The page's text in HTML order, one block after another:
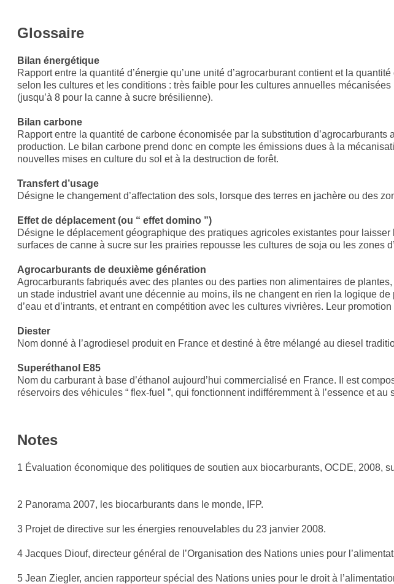
Glossaire
Bilan énergétique
Rapport entre la quantité d’énergie qu’une unité d’agrocarburant contient et la
selon les cultures et les conditions : très faible pour les cultures annuelles
(jusqu’à 8 pour la canne à sucre brésilienne).
Bilan carbone
Rapport entre la quantité de carbone économisée par la substitution
production. Le bilan carbone prend donc en compte les émissions dues à la
nouvelles mises en culture du sol et à la destruction de forêt.
Transfert d’usage
Désigne le changement d’affectation des sols, lorsque des terres en jachère ou des
Effet de déplacement (ou “ effet domino ”)
Désigne le déplacement géographique des pratiques agricoles existantes pour
surfaces de canne à sucre sur les prairies repousse les cultures de soja ou les zones
Agrocarburants de deuxième génération
Agrocarburants fabriqués avec des plantes ou des parties non alimentaires de
un stade industriel avant une décennie au moins, ils ne changent en rien la logique
d’eau et d’intrants, et entrant en compétition avec les cultures vivrières. Leur
Diester
Nom donné à l’agrodiesel produit en France et destiné à être mélangé au diesel
Superéthanol E85
Nom du carburant à base d’éthanol aujourd’hui commercialisé en France. Il est
réservoirs des véhicules “ flex-fuel ”, qui fonctionnent indifféremment à l’essence et au
Notes
1 Évaluation économique des politiques de soutien aux biocarburants, OCDE, 2008,
2 Panorama 2007, les biocarburants dans le monde, IFP.
3 Projet de directive sur les énergies renouvelables du 23 janvier 2008.
4 Jacques Diouf, directeur général de l’Organisation des Nations unies pour
5 Jean Ziegler, ancien rapporteur spécial des Nations unies pour le droit à